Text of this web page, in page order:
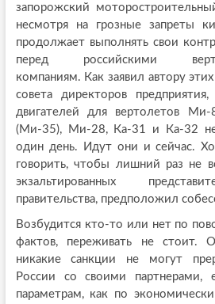
запорожский
несмотря на грозные запреты
продолжает выполнять свои
перед российскими
компаниям. Как заявил автору
совета директоров предприятия,
двигателей для вертолетов
(Ми-35), Ми-28, Ка-31 и Ка-32 не
один день. Идут они и сейчас.
говорить, чтобы лишний раз не
экзальтированных
правительства, предположил
Возбудится кто-то или нет по
фактов, переживать не стоит.
никакие санкции не могут
России со своими
параметрам, как по